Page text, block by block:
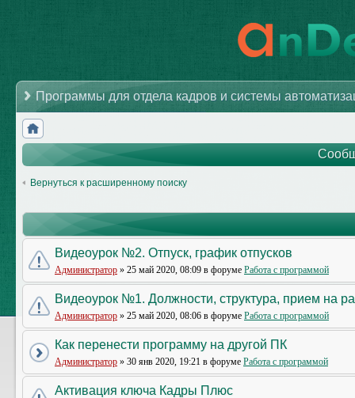
Программы для отдела кадров и системы
Вернуться к расширенному поиску
Видеоурок №2. Отпуск, график отпусков
Администратор » 25 май 2020, 08:09 в форуме Работа с программой
Видеоурок №1. Должности, структура, прием на
Администратор » 25 май 2020, 08:06 в форуме Работа с программой
Как перенести программу на другой ПК
Администратор » 30 янв 2020, 19:21 в форуме Работа с программой
Активация ключа Кадры Плюс